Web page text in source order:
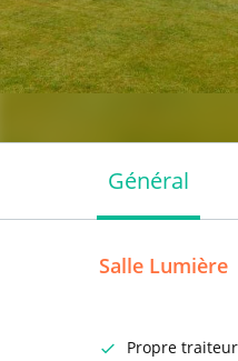
Général
Salle Lumière
Propre traiteur